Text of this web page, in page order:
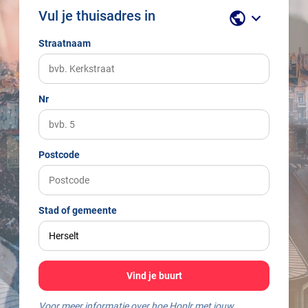
Vul je thuisadres in public keyboard_arrow_down
Straatnaam
Nr
Postcode
Stad of gemeente
Vind je buurt
Voor meer informatie over hoe Hoplr met jouw